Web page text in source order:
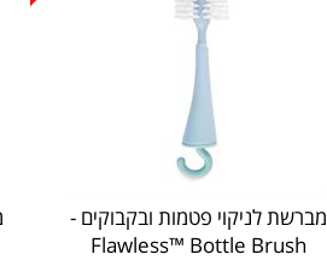
מברשת לניקוי פטמות ובקבוקים -
Flawless™ Bottle Brush